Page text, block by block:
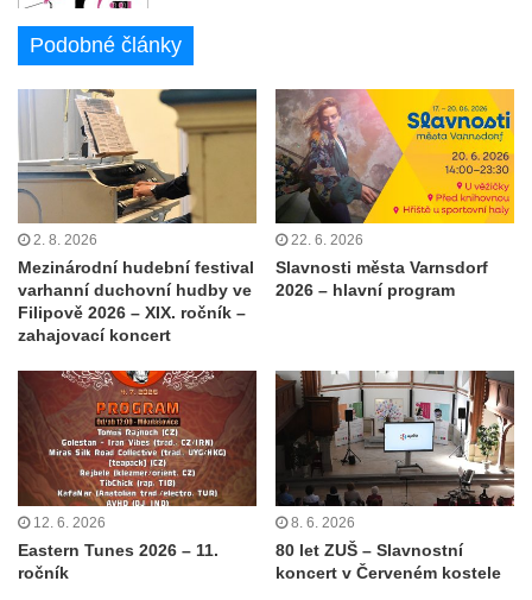
Podobné články
2. 8. 2026
Mezinárodní hudební festival
varhanní duchovní hudby ve
Filipově 2026 – XIX. ročník –
zahajovací koncert
22. 6. 2026
Slavnosti města Varnsdorf
2026 – hlavní program
12. 6. 2026
Eastern Tunes 2026 – 11.
ročník
8. 6. 2026
80 let ZUŠ – Slavnostní
koncert v Červeném kostele